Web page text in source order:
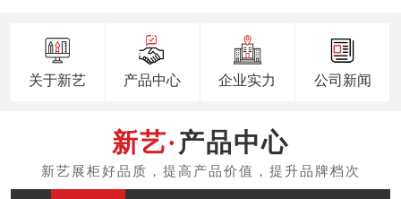
关于新艺 产品中心 企业实力 公司新闻
产品中心